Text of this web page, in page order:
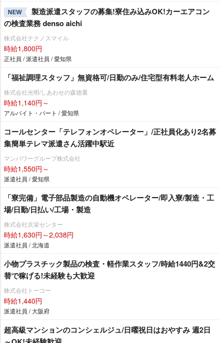
NEW
製造派遣スタッフの募集!寮住み込みOK!カーエアコン
の検査業務 denso aichi
株式会社テクノスマイル
時給1,800円
正社員 / 派遣社員 / 愛知県
「福祉調理スタッフ」無資格可/日勤のみ/住宅型有料老人ホーム
株式会社光明/しあわせの森徳重
時給1,140円～
アルバイト・パート / 愛知県
コールセンター「テレフォンオペレーター」/正社員化あり2名募
集簡単テレマ派遣さん活躍中駅近
マンパワーグループ株式会社
時給1,550円～
派遣社員 / 愛知県
「寮完備」電子部品製造の自動機オペレーター/即入寮/製造・工
場/日勤/日払い/工場・製造
株式会社京栄センター
時給1,630円～2,038円
派遣社員 / 北海道
小物プラスチック製品の検査・軽作業スタッフ/時給1440円&2交
替で稼げる!未経験も大歓迎
株式会社トーコー
時給1,440円
派遣社員 / 大阪府
超高級マンションのコンシェルジュ/日曜祝日はおやすみ 週2日